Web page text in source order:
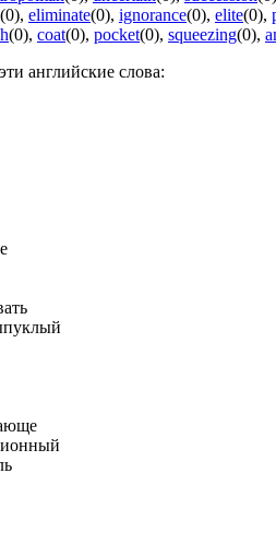
(0), eliminate(0), ignorance(0), elite(0),
(0), coat(0), pocket(0), squeezing(0),
английские слова: